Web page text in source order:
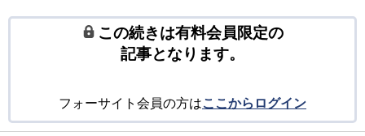
この続きは有料会員限定の
記事となります。
フォーサイト会員の方はここからログイン